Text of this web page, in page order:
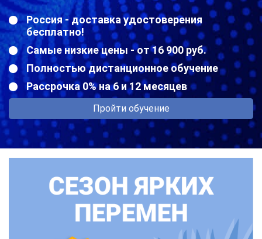
Россия - доставка удостоверения
бесплатно!
Самые низкие цены - от 16 900 руб.
Полностью дистанционное обучение
Рассрочка 0% на 6 и 12 месяцев
Пройти обучение